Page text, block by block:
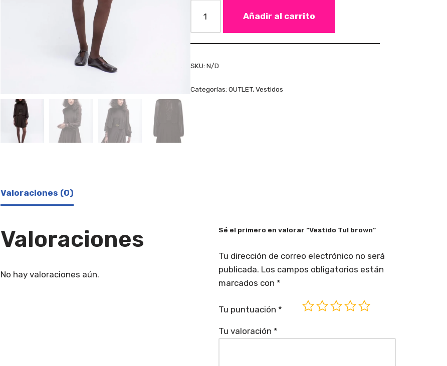
Añadir al carrito
SKU: N/D
Categorías: OUTLET,Vestidos
Valoraciones (0)
Valoraciones
No hay valoraciones aún.
Sé el primero en valorar “Vestido Tul brown”
Tu dirección de correo electrónico no será
publicada. Los campos obligatorios están
marcados con *
Tu puntuación *
Tu valoración *